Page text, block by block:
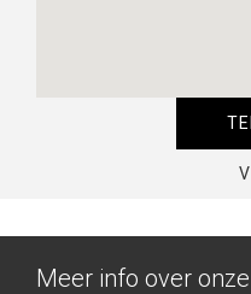
Meer info over